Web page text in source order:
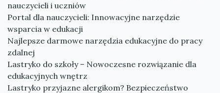
nauczycieli i uczniów
Portal dla nauczycieli: Innowacyjne narzędzie
wsparcia w edukacji
Najlepsze darmowe narzędzia edukacyjne do pracy
zdalnej
Lastryko do szkoły – Nowoczesne rozwiązanie dla
edukacyjnych wnętrz
Lastryko przyjazne alergikom? Bezpieczeństwo